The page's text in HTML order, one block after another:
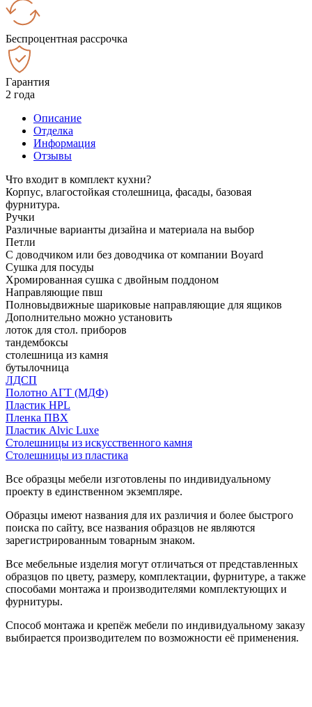
Беспроцентная рассрочка
Гарантия
2 года
Описание
Отделка
Информация
Отзывы
Что входит в комплект кухни?
Корпус, влагостойкая столешница, фасады, базовая
фурнитура.
Ручки
Различные варианты дизайна и материала на выбор
Петли
С доводчиком или без доводчика от компании Boyard
Сушка для посуды
Хромированная сушка с двойным поддоном
Направляющие пвш
Полновыдвижные шариковые направляющие для ящиков
Дополнительно можно установить
лоток для стол. приборов
тандембоксы
столешница из камня
бутылочница
ЛДСП
Полотно АГТ (МДФ)
Пластик HPL
Пленка ПВХ
Пластик Alvic Luxe
Столешницы из искусственного камня
Столешницы из пластика
Все образцы мебели изготовлены по индивидуальному
проекту в единственном экземпляре.
Образцы имеют названия для их различия и более быстрого
поиска по сайту, все названия образцов не являются
зарегистрированным товарным знаком.
Все мебельные изделия могут отличаться от представленных
образцов по цвету, размеру, комплектации, фурнитуре, а также
способами монтажа и производителями комплектующих и
фурнитуры.
Способ монтажа и крепёж мебели по индивидуальному заказу
выбирается производителем по возможности её применения.